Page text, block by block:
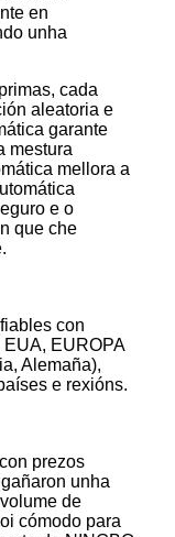
en
unha
cada
aleatoria e
garante
mestura
mellora a
e o
que che
con
EUROPA
Alemaña),
e rexións.
prezos
unha
de
cómodo para